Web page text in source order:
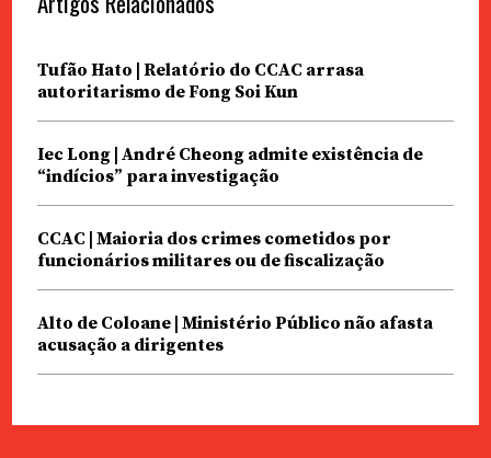
Tufão Hato | Relatório do CCAC arrasa
autoritarismo de Fong Soi Kun
Iec Long | André Cheong admite existência de
“indícios” para investigação
CCAC | Maioria dos crimes cometidos por
funcionários militares ou de fiscalização
Alto de Coloane | Ministério Público não afasta
acusação a dirigentes